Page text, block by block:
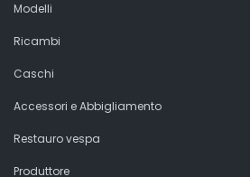
Modelli
Ricambi
Caschi
Accessori e Abbigliamento
Restauro vespa
Produttore